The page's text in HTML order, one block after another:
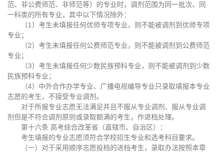
范、非公费师范、非师范等）的专业时，调剂范围为同一批次、同
一科类的所有专业，其中以下情况除外：
（1）考生未填报任何优师专项专业，则不能被调剂到优师专项
专业；
（2）考生未填报任何公费师范专业，则不能被调剂到公费师范
专业；
（3）考生未填报任何少数民族预科专业，则不能被调剂到少数
民族预科专业；
（4）中外合作办学专业、广播电视编导专业只录取填报本专业
志愿的考生，不接受专业调剂。
对于所报专业志愿无法满足并且不服从专业调剂、服从专业调
剂但是不符合调剂原则或录取额满的考生，作退档处理。
第十六条 高考综合改革省（直辖市、自治区）：
考生填报的专业志愿须符合学校招生专业和选考科目要求。
（一）对于采用顺序志愿投档的进档考生，录取办法按照本章